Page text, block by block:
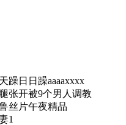
躁日日躁aaaaxxxx
张开被9个男人调教
丝片午夜精品
1